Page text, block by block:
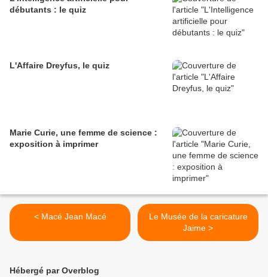
débutants : le quiz
L'Affaire Dreyfus, le quiz
Marie Curie, une femme de science :
exposition à imprimer
< Macé Jean Macé
Le Musée de la caricature
Jaime >
Hébergé par Overblog